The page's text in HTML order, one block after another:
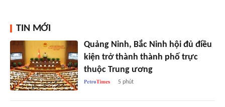
TIN MỚI
Quảng Ninh, Bắc Ninh hội đủ điều
kiện trở thành thành phố trực
thuộc Trung ương
5 phút